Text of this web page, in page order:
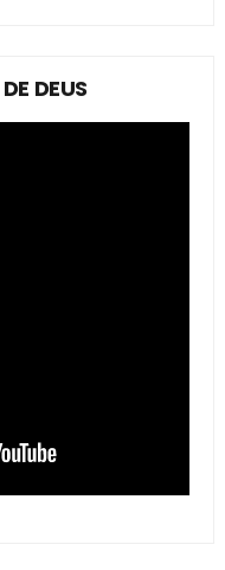
DEUS